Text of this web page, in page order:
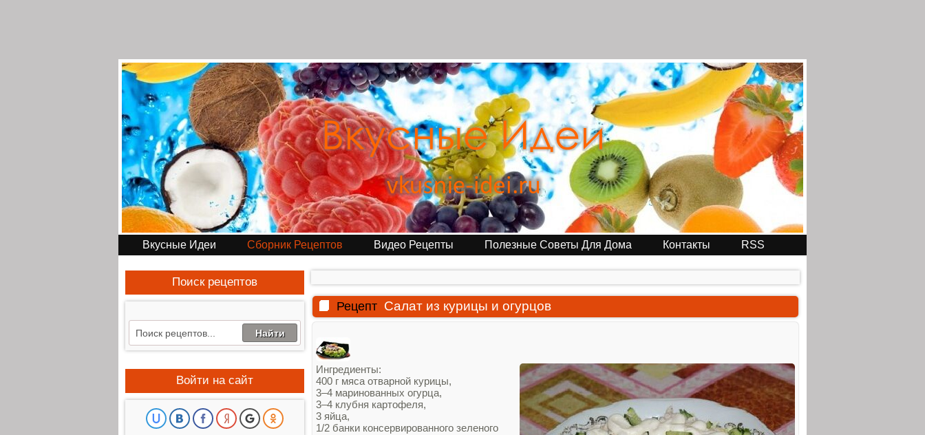
Вкусные Идеи Сборник Рецептов Видео Рецепты Полезные Советы Для Дома Контакты RSS
Рецепт Салат из курицы и огурцов
Ингредиенты:
400 г мяса отварной курицы,
3–4 маринованных огурца,
3–4 клубня картофеля,
3 яйца,
1/2 банки консервированного зеленого
Поиск рецептов
Войти на сайт